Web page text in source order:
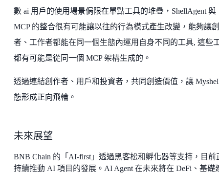
數 ai 用戶的使用場景侷限在單點工具的堆疊，ShellAgent 與
MCP 的整合很有可能讓以往的行為模式產生改變，能夠讓
者、工作者都能在同一個生態內運用自身不同的工具, 這些
都有可能是從同一個 MCP 架構生成的。
透過連結創作者、用戶和投資者，共同創造價值，讓
態形成正向飛輪。
未來展望
BNB Chain 的「AI-first」透過黑客松和孵化器等支持，目前
持續推動 AI 項目的發展。AI Agent 在未來將在 DeFi、基礎